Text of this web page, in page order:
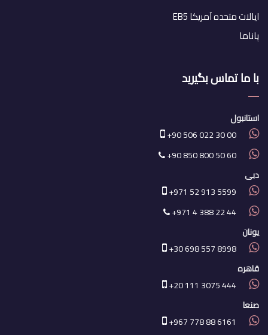
ایالات متحده آمریکا EB5
پاناما
با ما تماس بگیرید
استانبول
+90 506 022 30 00
+90 850 800 50 60
دبی
+971 52 913 5599
+971 4 388 22 44
یونان
+30 698 557 8998
قاهره
+20 111 3075 444
صنعا
+967 778 88 6161